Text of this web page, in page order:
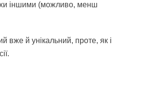
іншими (можливо, менш
вже й унікальний, проте, як і